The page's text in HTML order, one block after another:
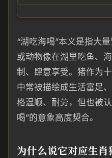
“湖吃海喝”本义是指大
或动物像在湖里吃鱼、
制、肆意享受。猪作为
中常被描绘成生活富足
格温顺、耐劳，但也被
喝”的意象高度契合。
为什么说它对应生肖